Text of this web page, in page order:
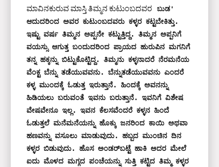
ಮಾವಿನಕುರುವ ಮಾಸ್ತಿ ತಿಮ್ಮನ ಕುಟುಂಬದವರ
ಬುಡ'
ಆದುದರಿಂದ ಅವರ ಕುಟುಂಬದವರು ಕಳ್ಳರ ಕಟ್ಟಬೇಕಿತ್ತು.
ಇಷ್ಟು ವರ್ಷ ತಿಮ್ಮನ ಅಪ್ಪನೇ ಕಟ್ಟುತ್ತಿದ್ದ. ತಿಮ್ಮನ ಅಪ್ಪನಿಗೆ
ವಯಸ್ಸು ಆಗುತ್ತ ಬಂದುದರಿಂದ ಪ್ರಾಯದ ಹುರುಪಿನ ಮಗನಿಗೆ
ತನ್ನ ಹಕ್ಕನ್ನು ಬಿಟ್ಟುಕೊಟ್ಟಿದ್ದ. ತಿಮ್ಮನು ಕಳ್ಳನಾದರೆ ನೆರಮನೆಯ
ವೆಂಕ್ಟ ಬೆನ್ನು ತಡೆಯುವವನು. ಬೆನ್ನುತಡೆಯುವವನು ಎಂದರೆ
ಕಳ್ಳ ಮುಂದಕ್ಕೆ ಓಡುತ್ತ ಇರುತ್ತಾನೆ. ಹಿಂದಕ್ಕೆ ಅವನನ್ನು
ಹಿಡಿಯಲು ಬರುವಂತೆ ಇವನು ಬರುತ್ತಾನೆ. ಇವನಿಗೆ ವಿಶೇಷ
ವೇಷವೇನೂ ಇಲ್ಲ. ಇವನ ಕೆಲಸವೆಂದರೆ ಕಳ್ಳನ ಹಿಂದೆ
ಓಡುತ್ತಲೆ ಮನೆಮನೆಯನ್ನು ಹೊಕ್ಕು ಜನರಿಂದ ಕಾಯಿ ಅಥವಾ
ಹಣವನ್ನು ವಸೂಲು ಮಾಡುವುದು. ಹಬ್ಬದ ಮುಂಚಿನ ದಿನ
ಕಳ್ಳರ ಬಿಡುವುದು. ಹೊಸ ಅಂಡರ್‌ಬಟ್ಟೆ ಹಾಕಿ ಅದರ ಮೇಲೆ
ಐದು ಮೊಳದ ಮಗ್ಗದ ಪಂಚೆಯನ್ನು ಸುತ್ತಿ ಕಟ್ಟಿದ ತಿಮ್ಮ ಕಳ್ಳರ